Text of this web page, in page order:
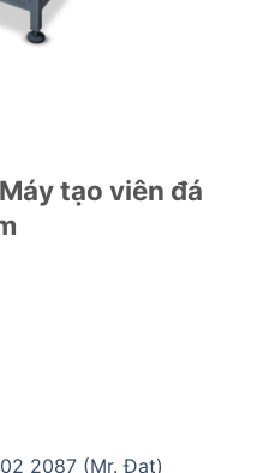
tạo viên đá
2087 (Mr. Đạt)